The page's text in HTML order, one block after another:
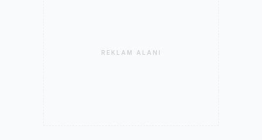
REKLAM ALANI